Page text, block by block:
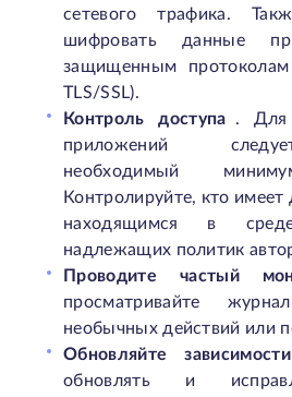
сетевого трафика.
шифровать данные
защищенным протоколам
TLS/SSL).
Контроль доступа
. Для
приложений
необходимый
Контролируйте, кто имеет
находящимся в
надлежащих политик
Проводите частый
просматривайте
необычных действий или
Обновляйте зависимости
обновлять и